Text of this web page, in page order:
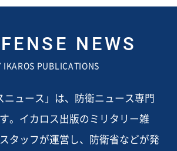
NEWS
IKAROS PUBLICATIONS
ニュース」は、防衛ニュース専門
。イカロス出版のミリタリー雑
タッフが運営し、防衛省などが発